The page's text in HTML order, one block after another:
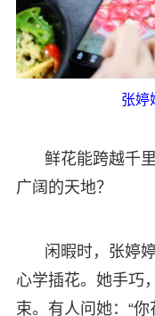
张婷
鲜花能跨越千
广阔的天地？
闲暇时，张婷
心学插花。她手巧
束。有人问她：“